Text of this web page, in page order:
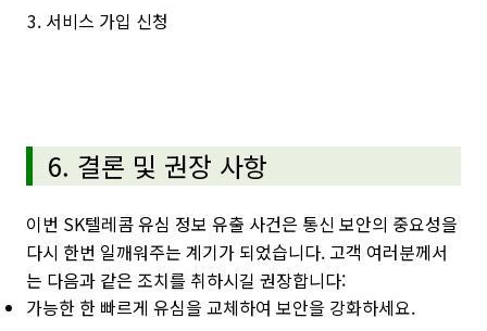
서비스 가입 신청
6. 결론 및 권장 사항
이번 SK텔레콤 유심 정보 유출 사건은 통신 보안의 중요성을
다시 한번 일깨워주는 계기가 되었습니다. 고객 여러분께서
는 다음과 같은 조치를 취하시길 권장합니다:
가능한 한 빠르게 유심을 교체하여 보안을 강화하세요.